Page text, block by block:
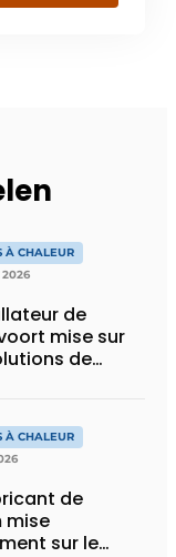
À CHALEUR
2026
de
mise sur
de
de
par
à chaleur
À CHALEUR
de
mise
sur le